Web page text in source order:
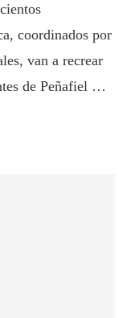
coordinados por
van a recrear
de Peñafiel …